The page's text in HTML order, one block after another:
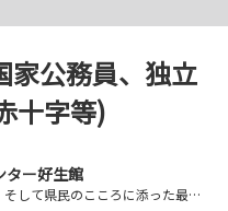
家公務員、独立
十字等)
ター好生館
「病む人、家族、そして県民のこころに添った最良の医療をめざします」